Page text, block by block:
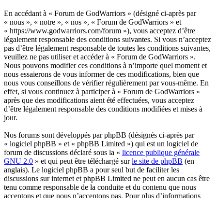
En accédant à « Forum de GodWarriors » (désigné ci-après par
« nous », « notre », « nos », « Forum de GodWarriors » et
« https://www.godwarriors.com/forum »), vous acceptez d’être
légalement responsable des conditions suivantes. Si vous n’acceptez
pas d’être légalement responsable de toutes les conditions suivantes,
veuillez ne pas utiliser et accéder à « Forum de GodWarriors ».
Nous pouvons modifier ces conditions à n’importe quel moment et
nous essaierons de vous informer de ces modifications, bien que
nous vous conseillons de vérifier régulièrement par vous-même. En
effet, si vous continuez à participer à « Forum de GodWarriors »
après que des modifications aient été effectuées, vous acceptez
d’être légalement responsable des conditions modifiées et mises à
jour.
Nos forums sont développés par phpBB (désignés ci-après par
« logiciel phpBB » et « phpBB Limited ») qui est un logiciel de
forum de discussions déclaré sous la « licence publique générale
GNU 2.0 » et qui peut être téléchargé surle site de phpBB (en
anglais). Le logiciel phpBB a pour seul but de faciliter les
discussions sur internet et phpBB Limited ne peut en aucun cas être
tenu comme responsable de la conduite et du contenu que nous
acceptons et que nous n’acceptons pas. Pour plus d’informations